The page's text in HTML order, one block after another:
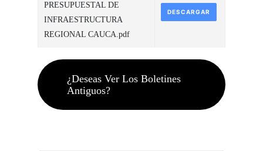
PRESUPUESTAL DE
INFRAESTRUCTURA
REGIONAL CAUCA.pdf
DESCARGAR
¿Deseas Ver Los Boletines
Antiguos?